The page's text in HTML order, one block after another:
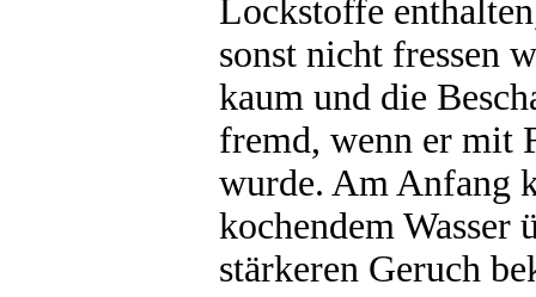
Lockstoffe
sonst nicht fressen
kaum und die
fremd, wenn er mit
wurde. Am Anfang
kochendem Wasser
stärkeren Geruch